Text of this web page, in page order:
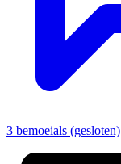
3 bemoeials (gesloten)